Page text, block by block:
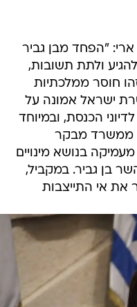
"הפחד מבן גביר
ולתת תשובות,
חוסר ממלכתיות
ישראל אמונה על
הכנסת, ובמיוחד
ממשרד מבקר
בנושא מינויים
בן גביר. במקביל,
אי התייצבות